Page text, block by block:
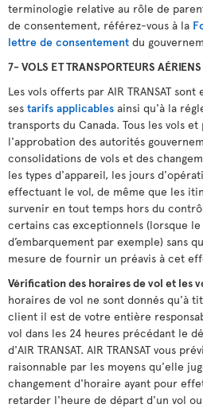
terminologie relative au rôle de
de consentement, référez-vous à la
lettre de consentement du
7- VOLS ET TRANSPORTEURS AÉRIENS
Les vols offerts par AIR TRANSAT
ses tarifs applicables ainsi qu'à la
transports du Canada. Tous les vols
l'approbation des autorités
consolidations de vols et des
les types d'appareil, les jours
effectuant le vol, de même que les
survenir en tout temps hors du
certains cas exceptionnels (lorsque
d’embarquement par exemple) sans
mesure de fournir un préavis à cet
Vérification des horaires de vol et les
horaires de vol ne sont donnés qu'à
client il est de votre entière
vol dans les 24 heures précédant le
d'AIR TRANSAT. AIR TRANSAT vous
raisonnable par les moyens qu'elle
changement d'horaire ayant pour
retarder l'heure de départ d'un vol